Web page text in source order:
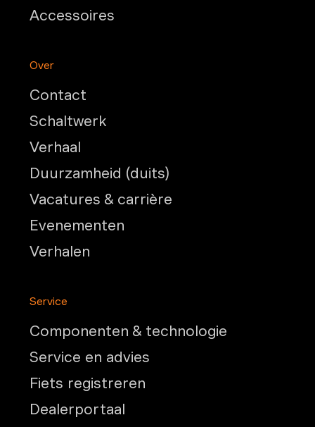
Accessoires
Over
Contact
Schaltwerk
Verhaal
Duurzamheid (duits)
Vacatures & carrière
Evenementen
Verhalen
Service
Componenten & technologie
Service en advies
Fiets registreren
Dealerportaal